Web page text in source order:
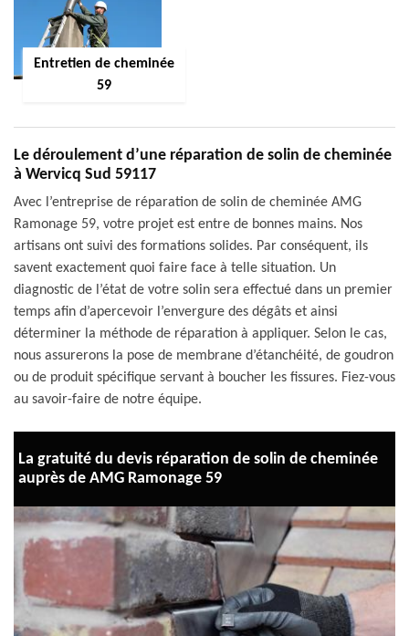
Entretien de cheminée
59
Le déroulement d’une réparation de solin de cheminée
à Wervicq Sud 59117
Avec l’entreprise de réparation de solin de cheminée AMG
Ramonage 59, votre projet est entre de bonnes mains. Nos
artisans ont suivi des formations solides. Par conséquent, ils
savent exactement quoi faire face à telle situation. Un
diagnostic de l’état de votre solin sera effectué dans un premier
temps afin d’apercevoir l’envergure des dégâts et ainsi
déterminer la méthode de réparation à appliquer. Selon le cas,
nous assurerons la pose de membrane d’étanchéité, de goudron
ou de produit spécifique servant à boucher les fissures. Fiez-vous
au savoir-faire de notre équipe.
La gratuité du devis réparation de solin de cheminée
auprès de AMG Ramonage 59